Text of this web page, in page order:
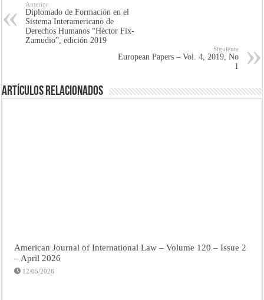
Anterior
Diplomado de Formación en el
Sistema Interamericano de
Derechos Humanos “Héctor Fix-
Zamudio”, edición 2019
Siguiente
European Papers – Vol. 4, 2019, No
1
Artículos Relacionados
American Journal of International Law – Volume 120 – Issue 2
– April 2026
12/05/2026